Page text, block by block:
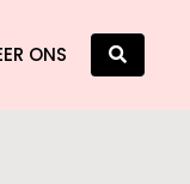
ONS